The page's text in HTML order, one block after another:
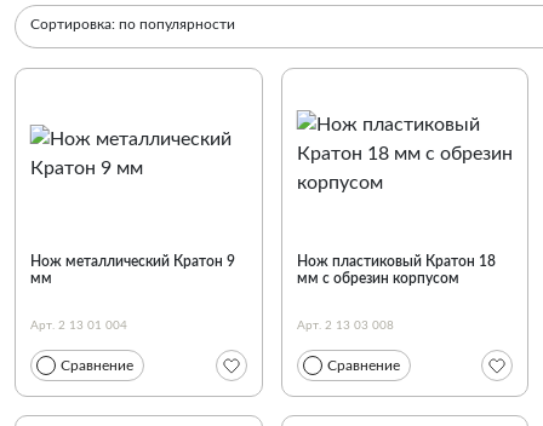
Сортировка: по популярности
По наименованию
Нож металлический Кратон 9
мм
Арт. 2 13 01 004
Сравнение
Нож пластиковый Кратон 18
мм с обрезин корпусом
Арт. 2 13 03 008
Сравнение